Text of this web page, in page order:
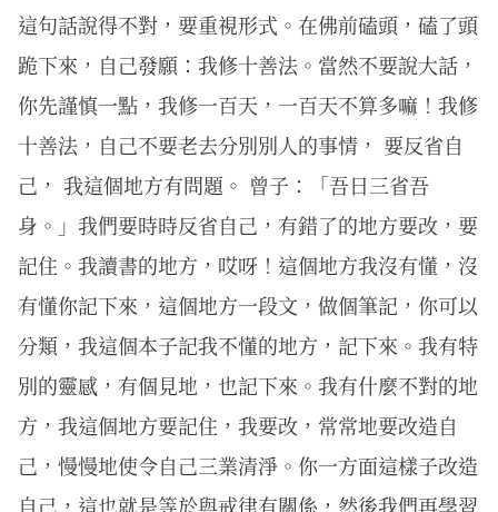
這句話說得不對，要重視形式。在佛前磕頭，磕了頭
跪下來，自己發願：我修十善法。當然不要說大話，
你先謹慎一點，我修一百天，一百天不算多嘛！我修
十善法，自己不要老去分別別人的事情， 要反省自
己， 我這個地方有問題。 曾子：「吾日三省吾
身。」我們要時時反省自己，有錯了的地方要改，要
記住。我讀書的地方，哎呀！這個地方我沒有懂，沒
有懂你記下來，這個地方一段文，做個筆記，你可以
分類，我這個本子記我不懂的地方，記下來。我有特
別的靈感，有個見地，也記下來。我有什麼不對的地
方，我這個地方要記住，我要改，常常地要改造自
己，慢慢地使令自己三業清淨。你一方面這樣子改造
自己，這也就是等於與戒律有關係，然後我們再學習